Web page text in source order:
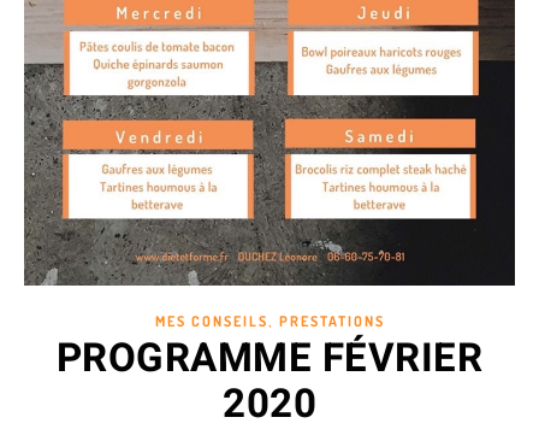
MES CONSEILS , PRESTATIONS
PROGRAMME FÉVRIER
2020